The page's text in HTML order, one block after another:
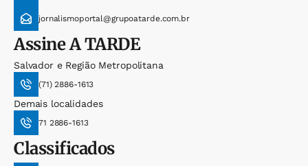
jornalismoportal@grupoatarde.com.br
AssineA TARDE
Salvador e Região Metropolitana
(71) 2886-1613
Demais localidades
71 2886-1613
Classificados